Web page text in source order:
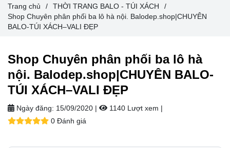
Shop Chuyên phân phối ba lô hà
nội. Balodep.shop|CHUYÊN BALO-
TÚI XÁCH–VALI ĐẸP
Ngày đăng: 15/09/2020 | 1140 Lượt xem |
0 Đánh giá
Trang chủ / THỜI TRANG BALO - TÚI XÁCH
/
Shop Chuyên phân phối ba lô hà nội. Balodep.shop|CHUYÊN
BALO-TÚI XÁCH–VALI ĐẸP